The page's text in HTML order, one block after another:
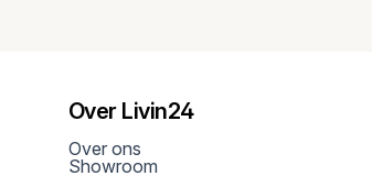
Over Livin24
Over ons
Showroom